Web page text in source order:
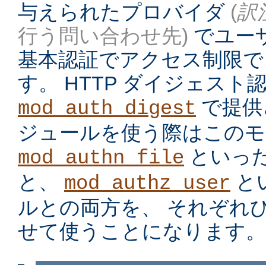
与えられたプロバイダ (訳
行う問い合わせ先) でユー
基本認証でアクセス制限
す。 HTTP ダイジェスト
mod_auth_digest で提
ジュールを使う際はこの
mod_authn_file といっ
と、 mod_authz_user と
ルとの両方を、 それぞれ
せて使うことになります。